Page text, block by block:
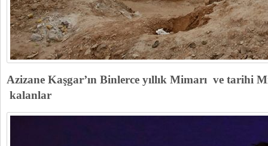
Azizane Kaşgar’ın Binlerce yıllık Mimarı ve tarihi
kalanlar